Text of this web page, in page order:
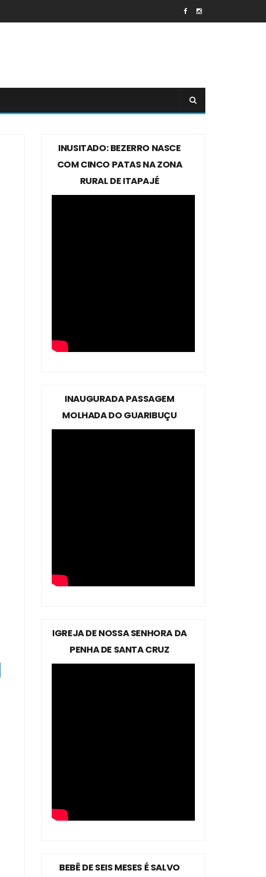
INUSITADO: BEZERRO NASCE
COM CINCO PATAS NA ZONA
RURAL DE ITAPAJÉ
INAUGURADA PASSAGEM
MOLHADA DO GUARIBUÇU
IGREJA DE NOSSA SENHORA DA
PENHA DE SANTA CRUZ
BEBÊ DE SEIS MESES É SALVO